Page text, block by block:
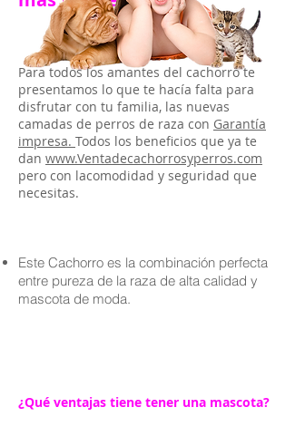
Para todos los amantes del cachorro te
presentamos lo que te hacía falta para
disfrutar con tu familia, las nuevas
camadas de perros de raza con Garantía
impresa. Todos los beneficios que ya te
dan www.Ventadecachorrosyperros.com
pero con lacomodidad y seguridad que
necesitas.
Este Cachorro es la combinación perfecta
entre pureza de la raza de alta calidad y
mascota de moda.
¿Qué ventajas tiene tener una mascota?